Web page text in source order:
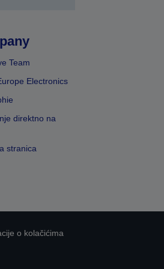
Team
Electronics
direktno na
stranica
o kolačićima